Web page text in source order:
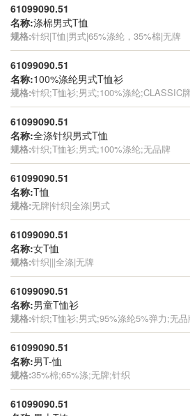
61099090.51
名称:涤棉男式T恤
规格:针织|T恤|男式|65%涤纶，35%棉|无牌
61099090.51
名称:100%涤纶男式T恤衫
规格:针织;T恤衫;男式;100%涤纶;CLASSIC
61099090.51
名称:全涤针织男式T恤
规格:针织;T恤衫;男式;100%涤纶;无品牌
61099090.51
名称:T恤
规格:无牌|针织|全涤|男式
61099090.51
名称:女T恤
规格:针织|||全涤|无牌
61099090.51
名称:男童T恤衫
规格:针织;T恤衫;男式;95%涤纶5%弹力;无品
61099090.51
名称:男T-恤
规格:35%棉;65%涤;无牌;针织
61099090.51